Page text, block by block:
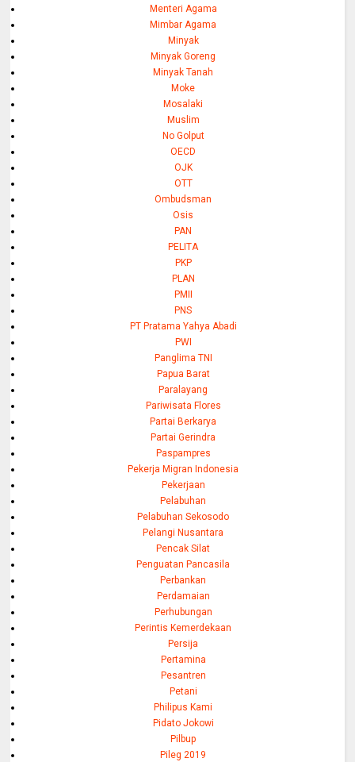
Menteri Agama
Mimbar Agama
Minyak
Minyak Goreng
Minyak Tanah
Moke
Mosalaki
Muslim
No Golput
OECD
OJK
OTT
Ombudsman
Osis
PAN
PELITA
PKP
PLAN
PMII
PNS
PT Pratama Yahya Abadi
PWI
Panglima TNI
Papua Barat
Paralayang
Pariwisata Flores
Partai Berkarya
Partai Gerindra
Paspampres
Pekerja Migran Indonesia
Pekerjaan
Pelabuhan
Pelabuhan Sekosodo
Pelangi Nusantara
Pencak Silat
Penguatan Pancasila
Perbankan
Perdamaian
Perhubungan
Perintis Kemerdekaan
Persija
Pertamina
Pesantren
Petani
Philipus Kami
Pidato Jokowi
Pilbup
Pileg 2019